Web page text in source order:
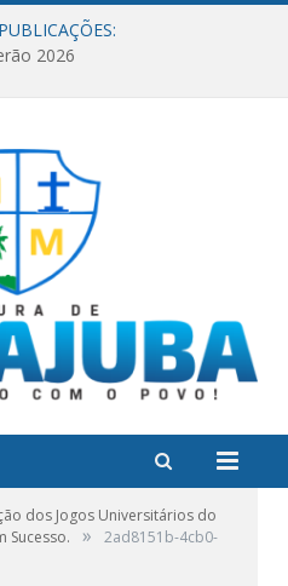
2026
dos Jogos Universitários do
Sucesso.
»
2ad8151b-4cb0-